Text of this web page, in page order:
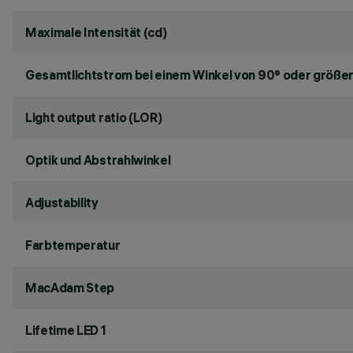
Maximale Intensität (cd)
Gesamtlichtstrom bei einem Winkel von 90° oder
Light output ratio (LOR)
Optik und Abstrahlwinkel
Adjustability
Farbtemperatur
MacAdam Step
Lifetime LED 1